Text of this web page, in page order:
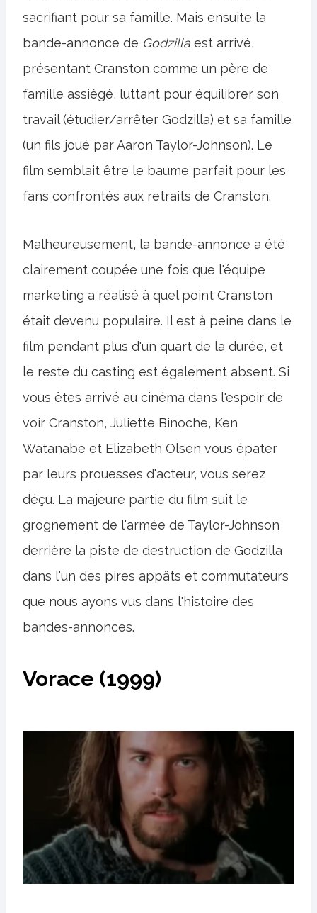
sacrifiant pour sa famille. Mais ensuite la
bande-annonce de Godzilla est arrivé,
présentant Cranston comme un père de
famille assiégé, luttant pour équilibrer son
travail (étudier/arrêter Godzilla) et sa famille
(un fils joué par Aaron Taylor-Johnson). Le
film semblait être le baume parfait pour les
fans confrontés aux retraits de Cranston.
Malheureusement, la bande-annonce a été
clairement coupée une fois que l'équipe
marketing a réalisé à quel point Cranston
était devenu populaire. Il est à peine dans le
film pendant plus d'un quart de la durée, et
le reste du casting est également absent. Si
vous êtes arrivé au cinéma dans l'espoir de
voir Cranston, Juliette Binoche, Ken
Watanabe et Elizabeth Olsen vous épater
par leurs prouesses d'acteur, vous serez
déçu. La majeure partie du film suit le
grognement de l'armée de Taylor-Johnson
derrière la piste de destruction de Godzilla
dans l'un des pires appâts et commutateurs
que nous ayons vus dans l'histoire des
bandes-annonces.
Vorace (1999)